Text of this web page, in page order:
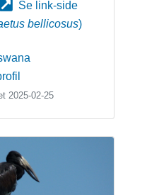
Se link-side
bellicosus)
2025-02-25